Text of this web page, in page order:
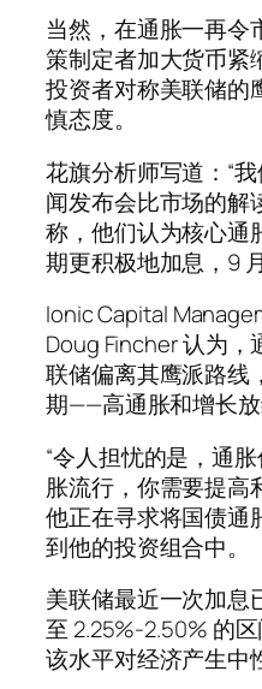
当然，在通胀一再令
策制定者加大货币紧
投资者对称美联储的
慎态度。
花旗分析师写道：“
闻发布会比市场的解
称，他们认为核心通
期更积极地加息，9
Ionic Capital
Doug Fincher 认为
联储偏离其鹰派路线
期——高通胀和增长放
“令人担忧的是，通
胀流行，你需要提高
他正在寻求将国债通
到他的投资组合中。
美联储最近一次加息
至 2.25%-2.50% 的
该水平对经济产生中